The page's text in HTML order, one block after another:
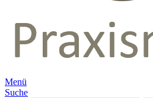
Menü
Suche